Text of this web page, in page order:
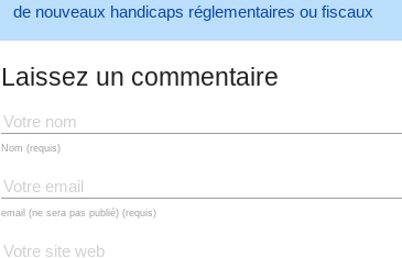
de nouveaux handicaps réglementaires ou fiscaux
Laissez un commentaire
Nom (requis)
email (ne sera pas publié) (requis)